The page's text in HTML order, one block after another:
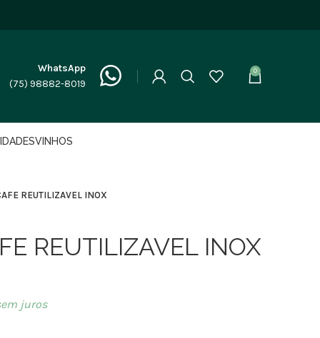
WhatsApp
(75) 98882-8019
0
VINHOS
REUTILIZAVEL INOX
REUTILIZAVEL INOX
juros